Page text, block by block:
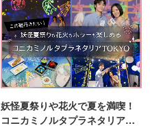
妖怪夏祭りや花火で夏を満喫！
コニカミノルタプラネタリア